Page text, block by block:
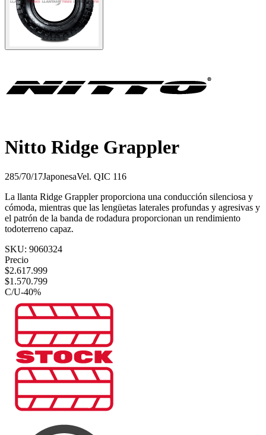
Nitto Ridge Grappler
285/70/17JaponesaVel. QIC 116
La llanta Ridge Grappler proporciona una conducción silenciosa y
cómoda, mientras que las lengüetas laterales profundas y agresivas y
el patrón de la banda de rodadura proporcionan un rendimiento
todoterreno capaz.
SKU: 9060324
Precio
$2.617.999
$1.570.799
C/U-40%